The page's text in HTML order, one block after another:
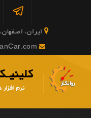
ایران، اصفهان، خ